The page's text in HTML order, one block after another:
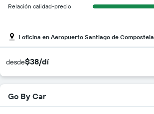
Relación calidad-precio
1 oficina en Aeropuerto Santiago de Compostela
desde$38/dí
Go By Car